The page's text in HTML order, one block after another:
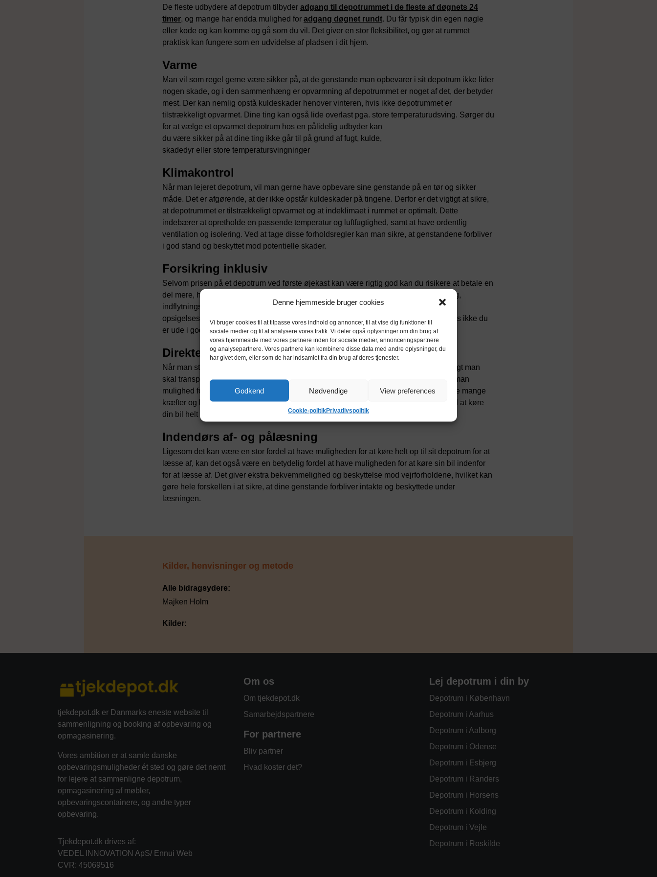
Denne hjemmeside bruger cookies
Vi bruger cookies til at tilpasse vores indhold og annoncer, til at vise dig funktioner til
sociale medier og til at analysere vores trafik. Vi deler også oplysninger om din brug af
vores hjemmeside med vores partnere inden for sociale medier, annonceringspartnere
og analysepartnere. Vores partnere kan kombinere disse data med andre oplysninger, du
har givet dem, eller som de har indsamlet fra din brug af deres tjenester.
Godkend Nødvendige View preferences
Cookie-politikPrivatlivspolitik
De fleste udbydere af depotrum tilbyder adgang til depotrummet i de fleste af døgnets 24
timer, og mange har endda mulighed for adgang døgnet rundt. Du får typisk din egen nøgle
eller kode og kan komme og gå som du vil. Det giver en stor fleksibilitet, og gør at rummet
praktisk kan fungere som en udvidelse af pladsen i dit hjem.
Varme
Man vil som regel gerne være sikker på, at de genstande man opbevarer i sit depotrum ikke lider
nogen skade, og i den sammenhæng er opvarmning af depotrummet er noget af det, der betyder
mest. Der kan nemlig opstå kuldeskader henover vinteren, hvis ikke depotrummet er
tilstrækkeligt opvarmet. Dine ting kan også lide overlast pga. store temperaturudsving. Sørger du
for at vælge et opvarmet depotrum hos en pålidelig udbyder kan
du være sikker på at dine ting ikke går til på grund af fugt, kulde,
skadedyr eller store temperatursvingninger
Klimakontrol
Når man lejeret depotrum, vil man gerne have opbevare sine genstande på en tør og sikker
måde. Det er afgørende, at der ikke opstår kuldeskader på tingene. Derfor er det vigtigt at sikre,
at depotrummet er tilstrækkeligt opvarmet og at indeklimaet i rummet er optimalt. Dette
indebærer at opretholde en passende temperatur og luftfugtighed, samt at have ordentlig
ventilation og isolering. Ved at tage disse forholdsregler kan man sikre, at genstandene forbliver
i god stand og beskyttet mod potentielle skader.
Forsikring inklusiv
Selvom prisen på et depotrum ved første øjekast kan være rigtig god kan du risikere at betale en
del mere, hvis ikke du er opmærksom på eventuelle gebyrer som depositum, forsikring,
indflytningsgebyr, opsigelsesgebyr og rengøringsgebyr. Vær også opmærksom på
opsigelsesfristen for depotrummet, for her kan du også risikere at betale for meget, hvis ikke du
er ude i god tid.
Direkte adgang med bil
Når man står over for valget af det bedste depotrum, er det vigtigt at overveje, hvor langt man
skal transportere sine ejendele fra transportmidlet til depotrummet (og omvendt). Har man
mulighed for at køre direkte op til depotrummet og losse sine ting, kan man spare både mange
kræfter og kostbar tid. Så husk at tænke på bekvemmeligheden ved at have adgang til at køre
din bil helt hen til depotrummet.
Indendørs af- og pålæsning
Ligesom det kan være en stor fordel at have muligheden for at køre helt op til sit depotrum for at
læsse af, kan det også være en betydelig fordel at have muligheden for at køre sin bil indenfor
for at læsse af. Det giver ekstra bekvemmelighed og beskyttelse mod vejrforholdene, hvilket kan
gøre hele forskellen i at sikre, at dine genstande forbliver intakte og beskyttede under
læsningen.
Kilder, henvisninger og metode
Alle bidragsydere:
Majken Holm
Kilder:
tjekdepot.dk er Danmarks eneste website til
sammenligning og booking af opbevaring og
opmagasinering.
Vores ambition er at samle danske
opbevaringsmuligheder ét sted og gøre det nemt
for lejere at sammenligne depotrum,
opmagasinering af møbler,
opbevaringscontainere, og andre typer
opbevaring.
Tjekdepot.dk drives af:
VEDEL INNOVATION ApS/ Ennui Web
CVR: 45069516
Om os
Om tjekdepot.dk
Samarbejdspartnere
For partnere
Bliv partner
Hvad koster det?
Lej depotrum i din by
Depotrum i København
Depotrum i Aarhus
Depotrum i Aalborg
Depotrum i Odense
Depotrum i Esbjerg
Depotrum i Randers
Depotrum i Horsens
Depotrum i Kolding
Depotrum i Vejle
Depotrum i Roskilde